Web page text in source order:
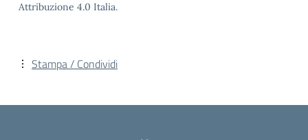
Attribuzione 4.0 Italia.
Stampa / Condividi